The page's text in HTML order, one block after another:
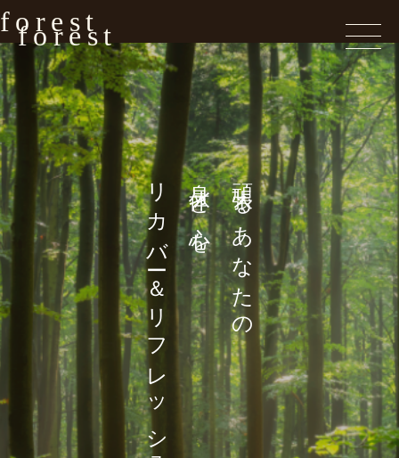
forest
forest
頑張るあなたの
身体と心を
リカバー＆リフレッシュ